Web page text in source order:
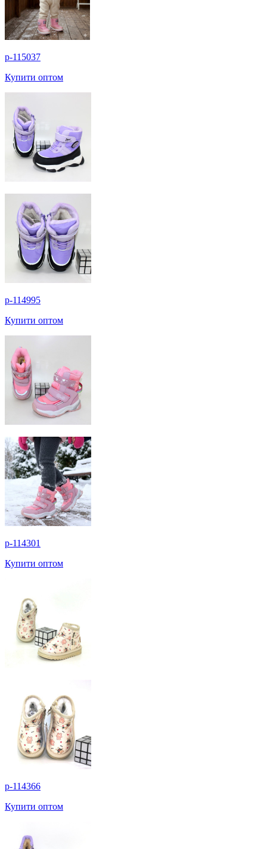
p-115037
Купити оптом
p-114995
Купити оптом
p-114301
Купити оптом
p-114366
Купити оптом